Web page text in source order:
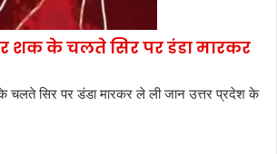
शक के चलते सिर पर डंडा मारकर
चलते सिर पर डंडा मारकर ले ली जान उत्तर प्रदेश के